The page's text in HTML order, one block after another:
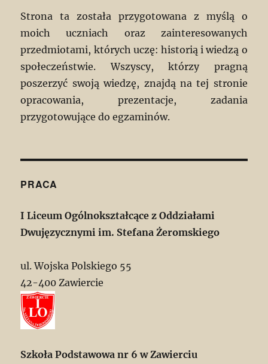
Strona ta została przygotowana z myślą o
moich uczniach oraz zainteresowanych
przedmiotami, których uczę: historią i wiedzą o
społeczeństwie. Wszyscy, którzy pragną
poszerzyć swoją wiedzę, znajdą na tej stronie
opracowania, prezentacje, zadania
przygotowujące do egzaminów.
PRACA
I Liceum Ogólnokształcące z Oddziałami
Dwujęzycznymi im. Stefana Żeromskiego
ul. Wojska Polskiego 55
42-400 Zawiercie
Szkoła Podstawowa nr 6 w Zawierciu